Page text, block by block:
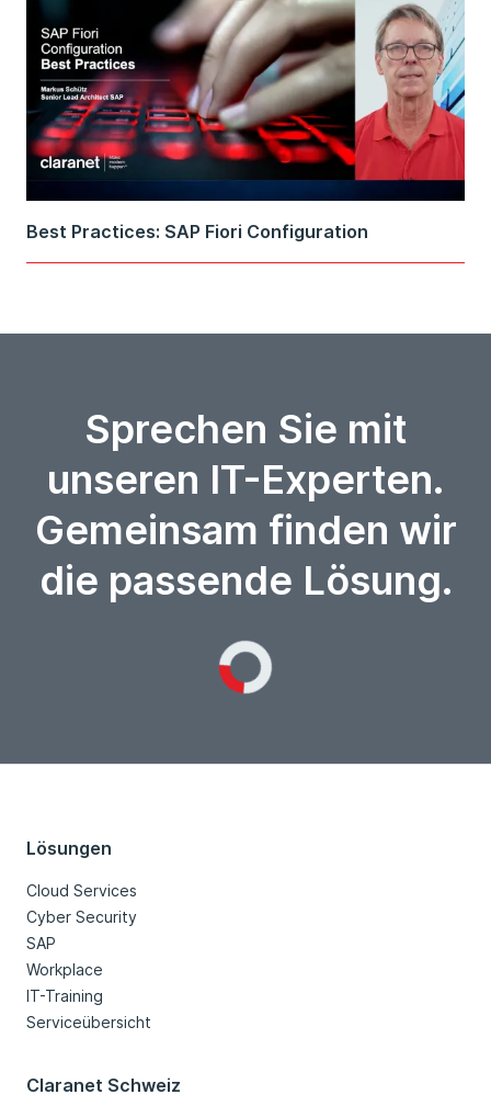
Best Practices: SAP Fiori Configuration
Sprechen Sie mit
unseren IT-Experten.
Gemeinsam finden wir
die passende Lösung.
Lösungen
Cloud Services
Cyber Security
SAP
Workplace
IT-Training
Serviceübersicht
Claranet Schweiz